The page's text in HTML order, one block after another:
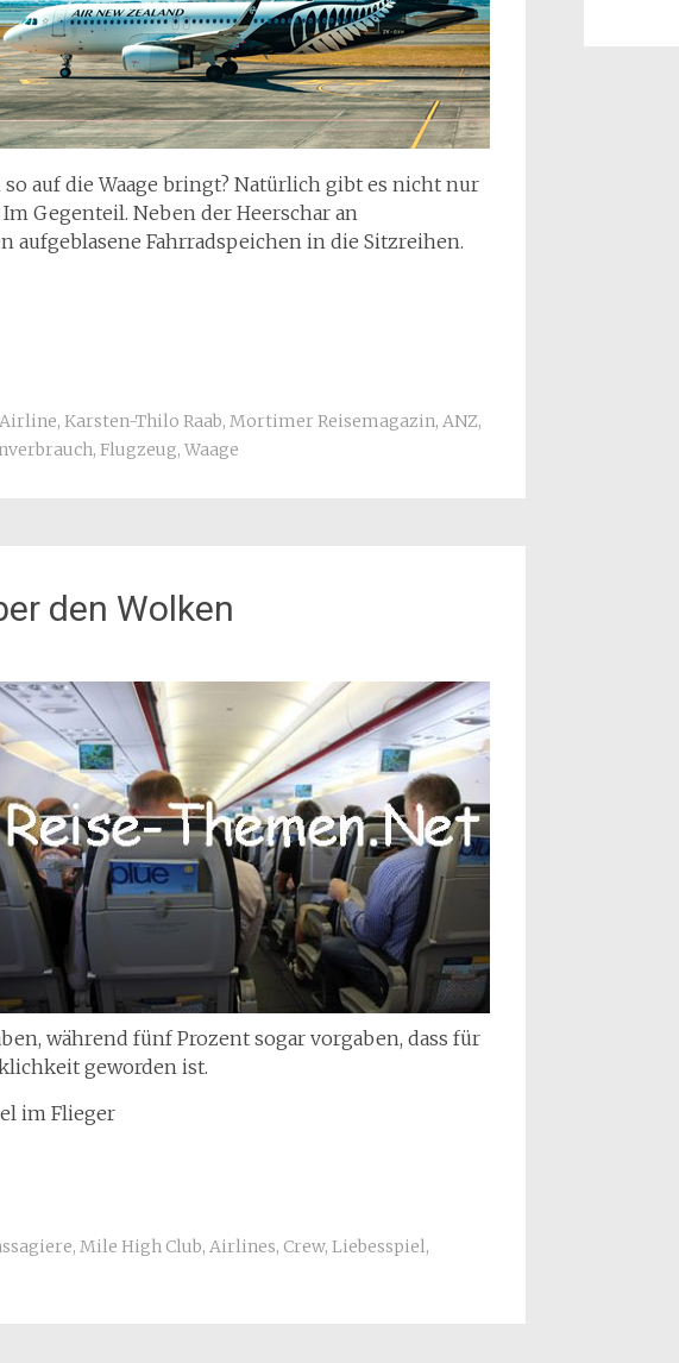
auf die Waage bringt? Natürlich gibt es nicht nur
Gegenteil. Neben der Heerschar an
Fahrradspeichen in die Sitzreihen.
Airline, Karsten-Thilo Raab, Mortimer Reisemagazin, ANZ,
, Flugzeug, Waage
den Wolken
während fünf Prozent sogar vorgaben, dass für
geworden ist.
im Flieger
, Mile High Club, Airlines, Crew, Liebesspiel,